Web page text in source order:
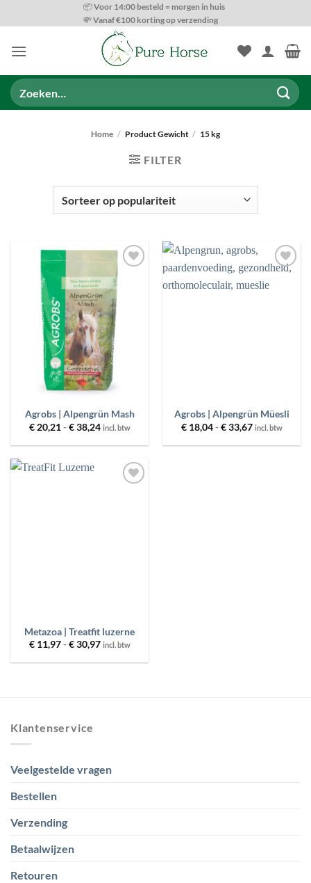
naar
📦 Voor 14:00 besteld = morgen in huis
💸 Vanaf €100 korting op verzending
Zoeken
naar:
Home / Product Gewicht / 15 kg
FILTER
SOORTEN VOEDING
ONDERSTEUNINGS OPTIES
PRODUCT CATEGORIEËN
BESCHIKBAARHEID
MERKEN
PRIJS
Toevoegen
aan
Agrobs | Alpengrün Mash
€20,21 - €38,24Prijsklasse:
tot
incl. btw
aan
Agrobs | Alpengrün Müesli
€18,04 - €33,67Prijsklasse:
tot
incl. btw
Metazoa | Treatfit luzerne
€11,97 - €30,97Prijsklasse:
tot
incl. btw
Klantenservice
Veelgestelde vragen
Bestellen
Verzending
Betaalwijzen
Retouren